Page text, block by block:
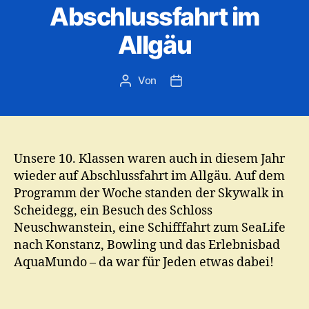
Abschlussfahrt im
Allgäu
Beitragsautor
Von Veröffentlichungsdatum
Unsere 10. Klassen waren auch in diesem Jahr
wieder auf Abschlussfahrt im Allgäu. Auf dem
Programm der Woche standen der Skywalk in
Scheidegg, ein Besuch des Schloss
Neuschwanstein, eine Schifffahrt zum SeaLife
nach Konstanz, Bowling und das Erlebnisbad
AquaMundo – da war für Jeden etwas dabei!